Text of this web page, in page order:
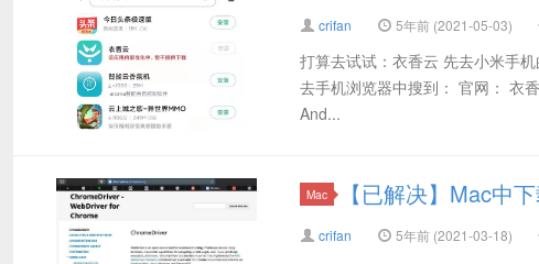
crifan 5年前 (2021-05-03)
打算去试试：衣香云 先去小米手
去手机浏览器中搜到： 官网： 衣
And...
Mac 【已解决】Mac中
crifan 5年前 (2021-03-18)